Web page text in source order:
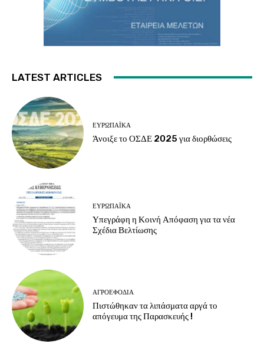
LATEST ARTICLES
ΕΥΡΩΠΑΪΚΆ
Άνοιξε το ΟΣΔΕ 2025 για διορθώσεις
ΕΥΡΩΠΑΪΚΆ
Υπεγράφη η Κοινή Απόφαση για τα νέα
Σχέδια Βελτίωσης
ΑΓΡΟΕΦΌΔΙΑ
Πιστώθηκαν τα λιπάσματα αργά το
απόγευμα της Παρασκευής !